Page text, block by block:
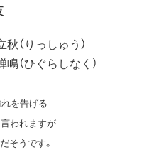
りっしゅう）
ひぐらしなく）
れを告げる
言われますが
そうです。